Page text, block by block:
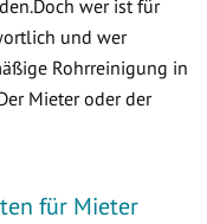
wer ist für
und wer
Rohrreinigung in
Mieter oder der
für Mieter